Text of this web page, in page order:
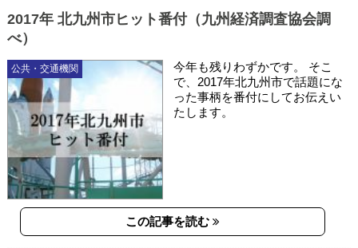
公共・交通機関
2017年 北九州市ヒット番付（九州経済調査協会調
べ）
今年も残りわずかです。 そこ
で、2017年北九州市で話題にな
った事柄を番付にしてお伝えい
たします。
この記事を読む